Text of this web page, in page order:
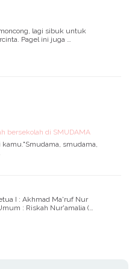
lagi sibuk untuk
Pagel ini juga …
bersekolah di SMUDAMA
smudama,
I : Akhmad Ma'ruf Nur
: Riskah Nur'amalia (…